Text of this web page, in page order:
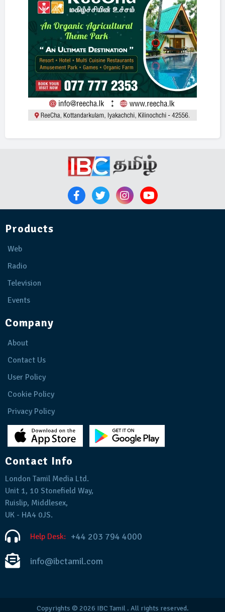
Products
Web
Radio
Television
Events
Company
About
Contact Us
User Policy
Cookie Policy
Privacy Policy
Contact Info
London Tamil Media Ltd.
Unit 1, 10 Stonefield Way,
Ruislip, Middlesex,
UK - HA4 0JS.
Help Desk: +44 203 794 4000
info@ibctamil.com
Copyrights © 2026 IBC Tamil. All rights reserved.